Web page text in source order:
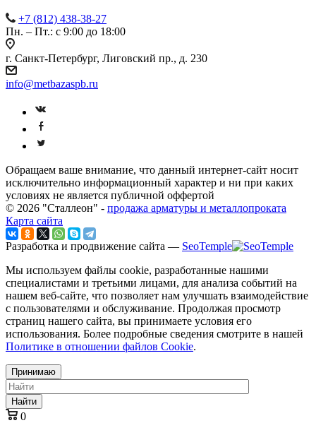
+7 (812) 438-38-27
Пн. – Пт.: с 9:00 до 18:00
г. Санкт-Петербург, Лиговский пр., д. 230
info@metbazaspb.ru
Обращаем ваше внимание, что данный интернет-сайт носит
исключительно информационный характер и ни при каких
условиях не является публичной оффертой
© 2026 "Сталлеон" - продажа арматуры и металлопроката
Карта сайта
Разработка и продвижение сайта — SeoTemple
Мы используем файлы cookie, разработанные нашими
специалистами и третьими лицами, для анализа событий на
нашем веб-сайте, что позволяет нам улучшать взаимодействие
с пользователями и обслуживание. Продолжая просмотр
страниц нашего сайта, вы принимаете условия его
использования. Более подробные сведения смотрите в нашей
Политике в отношении файлов Cookie.
Принимаю
Найти
0